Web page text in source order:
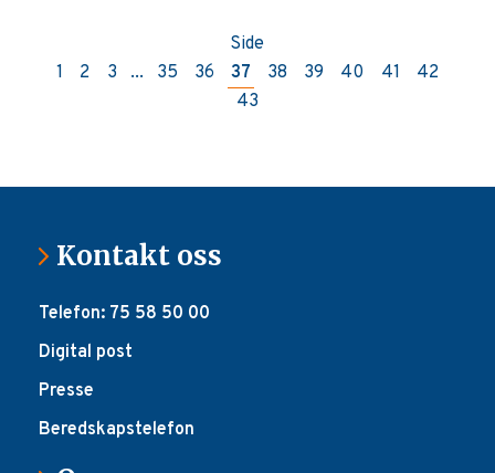
Side
1
2 3 ... 35 36 37 38 39 40 41
42
43
Kontakt oss
Telefon: 75 58 50 00
Digital post
Presse
Beredskapstelefon